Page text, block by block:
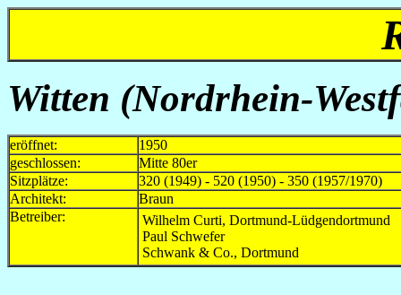
Witten (Nordrhein-
eröffnet:
1950
geschlossen:
Mitte 80er
Sitzplätze:
320 (1949) - 520 (1950) - 350 (1957/1970)
Architekt:
Braun
Betreiber:
Wilhelm Curti, Dortmund-Lüdgendortmund
Paul Schwefer
Schwank & Co., Dortmund